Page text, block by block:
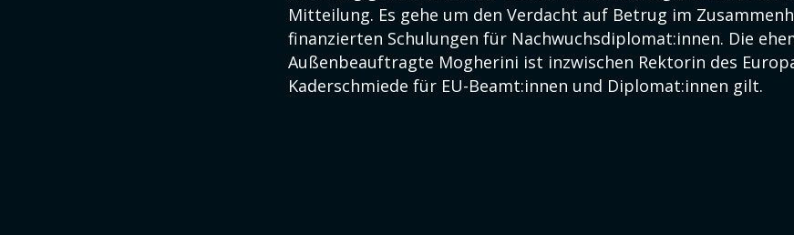
Mitteilung. Es gehe um den Verdacht auf Betrug im
finanzierten Schulungen für Nachwuchsdiplomat:innen. Die
Außenbeauftragte Mogherini ist inzwischen Rektorin des
Kaderschmiede für EU-Beamt:innen und Diplomat:innen gilt.